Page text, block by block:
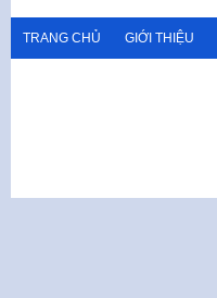
TRANG CHỦ GIỚI THIỆU